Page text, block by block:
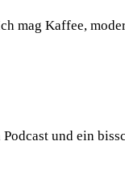
mag Kaffee,
und ein